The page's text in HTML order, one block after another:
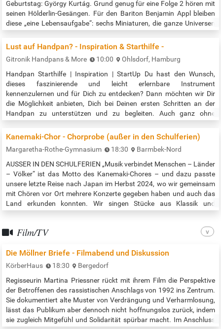
Geburtstag: György Kurtág. Grund genug für eine Folge 2 hören mit
seinen Hölderlin-Gesängen. Für den Bariton Benjamin Appl bleiben
diese „eine Lebensaufgabe“: sechs Miniaturen, die ganze Universen
16.3.2026 für Teilnahme Vorort über den Link zur Veranstaltung. Es
gibt auch einen…
Lust auf Handpan? - Inspiration & Starthilfe -
Gitronik Handpans & More 10:00
Ohlsdorf, Hamburg
Handpan Starthilfe | Inspiration | StartUp Du hast den Wunsch,
dieses faszinierende und leicht erlernbare Instrument
kennenzulernen und für Dich zu entdecken? Dann möchten wir Dir
die Möglichkeit anbieten, Dich bei Deinen ersten Schritten an der
Handpan zu unterstützen und zu begleiten. Auch ganz ohne
ca. 60 Minuten: > Das Grundverständnis für eine Handpan > Erste
Kanemaki-Chor - Chorprobe (außer in den Schulferien)
Margaretha-Rothe-Gymnasium 18:30
Barmbek-Nord
AUSSER IN DEN SCHULFERIEN „Musik verbindet Menschen – Länder
– Völker“ ist das Motto des Kanemaki-Chores – und dazu passte
unsere letzte Reise nach Japan im Herbst 2024, wo wir gemeinsam
mit Chören vor Ort mehrere Konzerte gegeben haben und auch das
Land erkunden konnten. Wir singen Stücke aus Klassik und
montags von…
Film/TV
Die Möllner Briefe - Filmabend und Diskussion
KörberHaus 18:30
Bergedorf
Regisseurin Martina Priessner rückt mit ihrem Film die Perspektive
der Betroffenen des rassistischen Anschlags von 1992 ins Zentrum.
Sie dokumentiert alte Muster von Verdrängung und Verharmlosung,
lässt das Publikum aber dennoch nicht hoffnungslos zurück, indem
sie zugleich Mitgefühl und Solidarität spürbar macht. Im Anschluss